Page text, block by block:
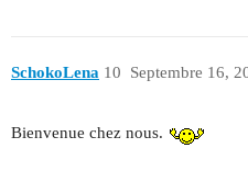
SchokoLena Septembre 16,
10
Bienvenue chez nous.